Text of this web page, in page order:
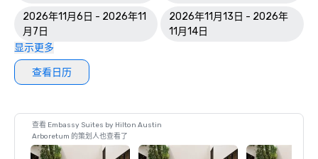
2026年11月6日 - 2026年11
月7日
2026年11月13日 - 2026年
11月14日
显示更多
查看日历
查看 Embassy Suites by Hilton Austin
Arboretum 的策划人也查看了